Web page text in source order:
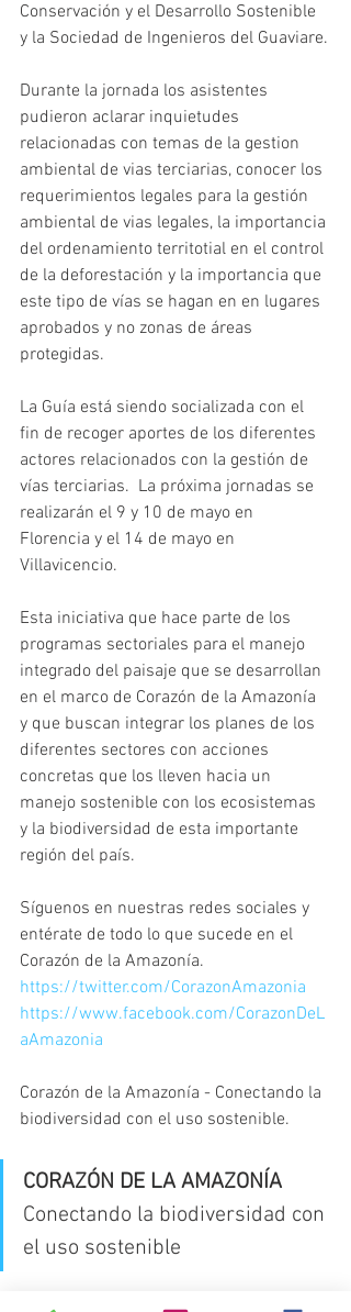
Conservación y el Desarrollo Sostenible
y la Sociedad de Ingenieros del Guaviare.
Durante la jornada los asistentes
pudieron aclarar inquietudes
relacionadas con temas de la gestion
ambiental de vias terciarias, conocer los
requerimientos legales para la gestión
ambiental de vias legales, la importancia
del ordenamiento territotial en el control
de la deforestación y la importancia que
este tipo de vías se hagan en en lugares
aprobados y no zonas de áreas
protegidas.
La Guía está siendo socializada con el
fin de recoger aportes de los diferentes
actores relacionados con la gestión de
vías terciarias.  La próxima jornadas se
realizarán el 9 y 10 de mayo en
Florencia y el 14 de mayo en
Villavicencio.
Esta iniciativa que hace parte de los
programas sectoriales para el manejo
integrado del paisaje que se desarrollan
en el marco de Corazón de la Amazonía
y que buscan integrar los planes de los
diferentes sectores con acciones
concretas que los lleven hacia un
manejo sostenible con los ecosistemas
y la biodiversidad de esta importante
región del país.
Síguenos en nuestras redes sociales y
entérate de todo lo que sucede en el
Corazón de la Amazonía.
https://twitter.com/CorazonAmazonia
https://www.facebook.com/CorazonDeL
aAmazonia
Corazón de la Amazonía - Conectando la
biodiversidad con el uso sostenible.
CORAZÓN DE LA AMAZONÍA
Conectando la biodiversidad con
el uso sostenible